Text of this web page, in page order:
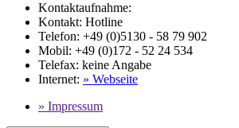
Kontaktaufnahme:
Kontakt: Hotline
Telefon: +49 (0)5130 - 58 79 902
Mobil: +49 (0)172 - 52 24 534
Telefax: keine Angabe
Internet: » Webseite
» Impressum